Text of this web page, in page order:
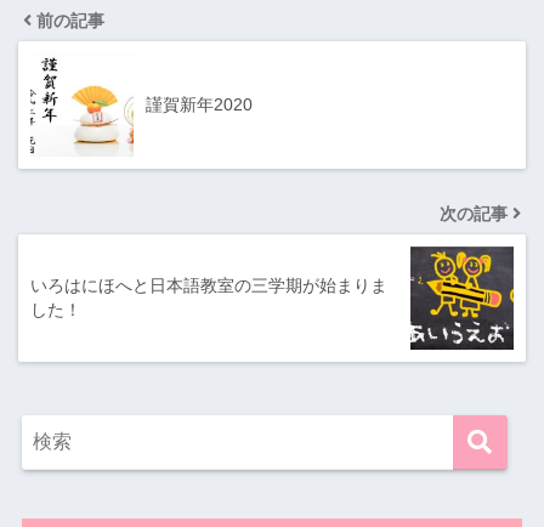
前の記事
謹賀新年2020
次の記事
いろはにほへと日本語教室の三学期が始まりま
した！